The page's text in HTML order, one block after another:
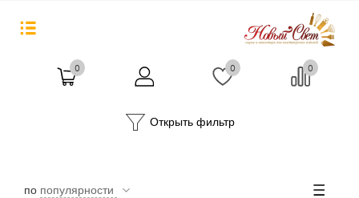
0 0 0
Открыть фильтр
по популярности